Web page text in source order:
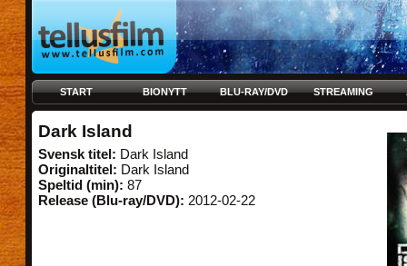
START BIONYTT BLU-RAY/DVD STREAMING
Dark Island
Svensk titel: Dark Island
Originaltitel: Dark Island
Speltid (min): 87
Release (Blu-ray/DVD): 2012-02-22